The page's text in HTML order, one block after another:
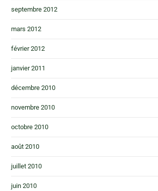
septembre 2012
mars 2012
février 2012
janvier 2011
décembre 2010
novembre 2010
octobre 2010
août 2010
juillet 2010
juin 2010